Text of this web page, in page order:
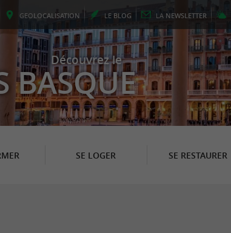
GEOLOCALISATION LE BLOG LA NEWSLETTER
Découvrez le
BASQUE
SE LOGER SE RESTAURER